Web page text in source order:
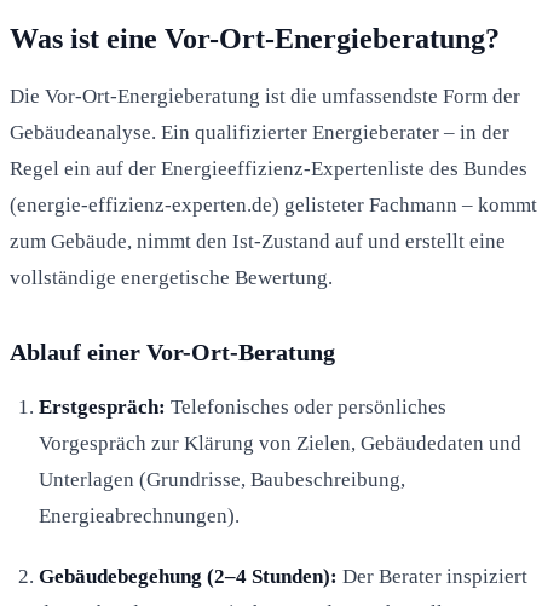
Was ist eine Vor-Ort-Energieberatung?
Die Vor-Ort-Energieberatung ist die umfassendste Form der
Gebäudeanalyse. Ein qualifizierter Energieberater – in der
Regel ein auf der Energieeffizienz-Expertenliste des Bundes
(energie-effizienz-experten.de) gelisteter Fachmann – kommt
zum Gebäude, nimmt den Ist-Zustand auf und erstellt eine
vollständige energetische Bewertung.
Ablauf einer Vor-Ort-Beratung
Erstgespräch: Telefonisches oder persönliches
Vorgespräch zur Klärung von Zielen, Gebäudedaten und
Unterlagen (Grundrisse, Baubeschreibung,
Energieabrechnungen).
Gebäudebegehung (2–4 Stunden): Der Berater inspiziert